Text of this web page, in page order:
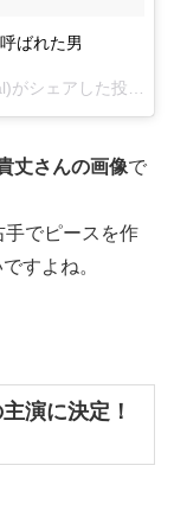
ばれた男
丈さんの画像で
手でピースを作
すよね。
演に決定！